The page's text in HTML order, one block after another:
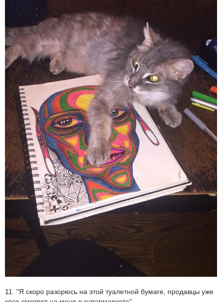
11. "Я скоро разорюсь на этой туалетной бумаге, продавцы уже